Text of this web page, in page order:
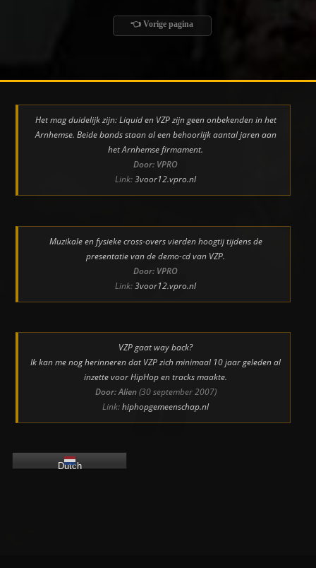
👈 Vorige pagina
Het mag duidelijk zijn: Liquid en VZP zijn geen onbekenden in het
Arnhemse. Beide bands staan al een behoorlijk aantal jaren aan
het Arnhemse firmament.
Door: VPRO
Link:3voor12.vpro.nl
Muzikale en fysieke cross-overs vierden hoogtij tijdens de
presentatie van de demo-cd van VZP.
Door: VPRO
Link:3voor12.vpro.nl
VZP gaat way back?
Ik kan me nog herinneren dat VZP zich minimaal 10 jaar geleden al
inzette voor HipHop en tracks maakte.
Door: Alien(30 september 2007)
Link:hiphopgemeenschap.nl
Dutch